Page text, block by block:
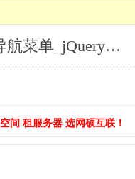
带漂亮提示的jQuery竖向导航菜单_jQuery导航菜单
间 租服务器 选网硕互联！